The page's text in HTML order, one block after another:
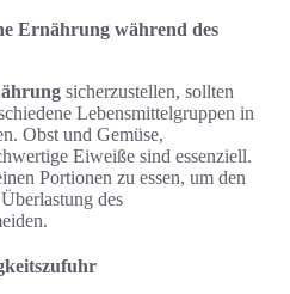
Ernährung während des
sicherzustellen, sollten
Lebensmittelgruppen in
Obst und Gemüse,
Eiweiße sind essenziell.
Portionen zu essen, um den
des